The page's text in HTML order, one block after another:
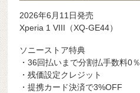
2026年6月11日発売
Xperia 1 VIII（XQ-GE44）
ソニーストア特典
・36回払いまで分割払手数料0％
・残価設定クレジット
・提携カード決済で3%OFF